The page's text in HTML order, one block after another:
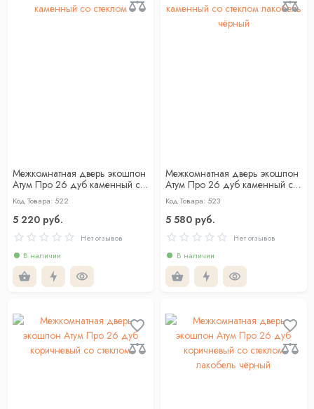
Межкомнатная дверь экошпон
Атум Про 26 дуб каменный со
стеклом
Код Товара: 522
5 220 руб.
Нет отзывов
В наличии
Межкомнатная дверь экошпон
Атум Про 26 дуб каменный со
стеклом лакобель чёрный
Код Товара: 523
5 580 руб.
Нет отзывов
В наличии